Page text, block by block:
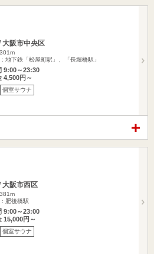
大阪市中央区
地下鉄「松屋町駅」、「長堀橋駅」
9:00～23:30
4,500円～
個室サウナ
大阪市西区
肥後橋駅
9:00～23:00
15,000円～
個室サウナ